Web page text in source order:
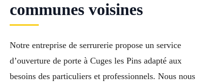
communes voisines
Notre entreprise de serrurerie propose un service
d’ouverture de porte à Cuges les Pins adapté aux
besoins des particuliers et professionnels. Nous nous